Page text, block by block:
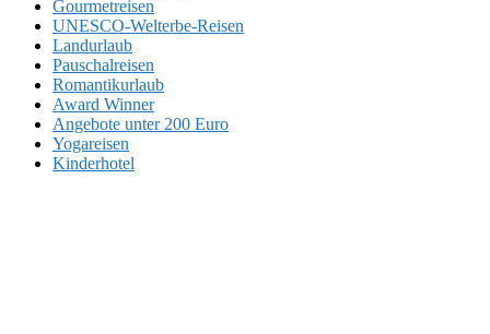
Gourmetreisen
UNESCO-Welterbe-Reisen
Landurlaub
Pauschalreisen
Romantikurlaub
Award Winner
Angebote unter 200 Euro
Yogareisen
Kinderhotel